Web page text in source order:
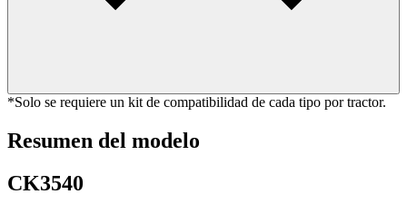
*Solo se requiere un kit de compatibilidad de cada tipo por tractor.
Resumen del modelo
CK3540